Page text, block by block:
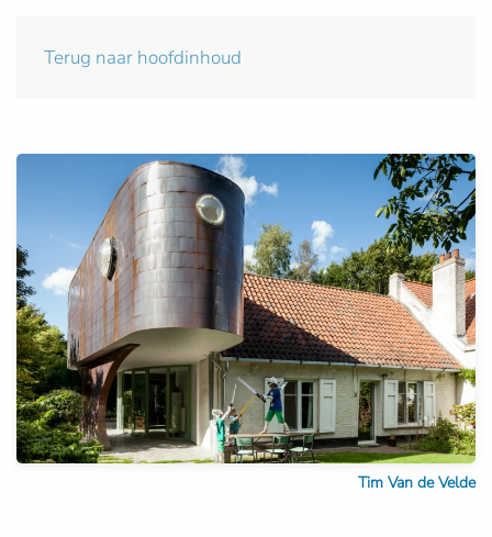
Terug naar hoofdinhoud
Tim Van de Velde